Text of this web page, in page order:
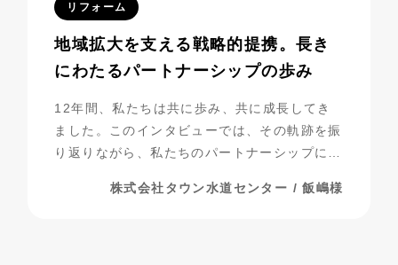
リフォーム
地域拡大を支える戦略的提携。長き
にわたるパートナーシップの歩み
12年間、私たちは共に歩み、共に成長してき
ました。このインタビューでは、その軌跡を振
り返りながら、私たちのパートナーシップにつ
株式会社タウン水道センター / 飯嶋様